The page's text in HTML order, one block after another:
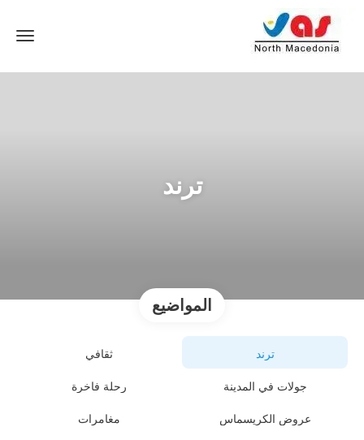
ترند
المواضيع
ترند
ثقافي
جولات في المدينة
رحلة فاخرة
عروض الكريسماس
مغامرات